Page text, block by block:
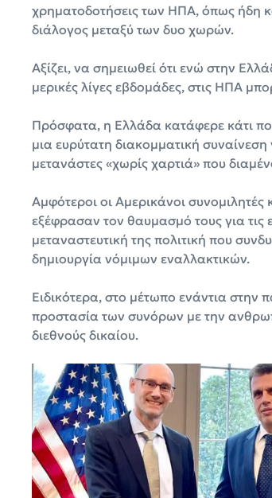
χρηματοδοτήσεις των ΗΠΑ, όπως ήδη
διάλογος μεταξύ των δυο χωρών.
Αξίζει, να σημειωθεί ότι ενώ στην
μερικές λίγες εβδομάδες, στις ΗΠΑ
Πρόσφατα, η Ελλάδα κατάφερε κάτι
μια ευρύτατη διακομματική
μετανάστες «χωρίς χαρτιά» που
Αμφότεροι οι Αμερικάνοι
εξέφρασαν τον θαυμασμό τους για τις
μεταναστευτική της πολιτική που
δημιουργία νόμιμων εναλλακτικών.
Ειδικότερα, στο μέτωπο ενάντια στην
προστασία των συνόρων με την
διεθνούς δικαίου.